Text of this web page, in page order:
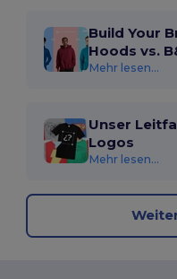
Build Your
Hoods vs.
Mehr lesen...
Unser
Logos
Mehr lesen...